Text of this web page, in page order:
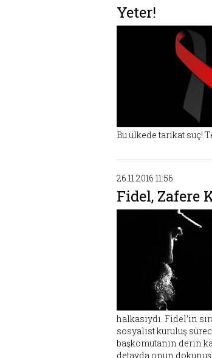
Yeter!
Bu ülkede tarikat suç!
26.11.2016 11:56
Fidel, Zafere
halkasıydı. Fidel’in
sosyalist kuruluş
başkomutanın derin
detayda onun